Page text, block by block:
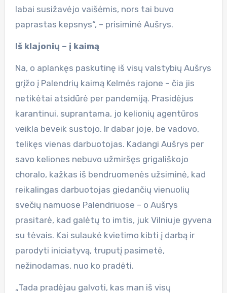
labai susižavėjo vaišėmis, nors tai buvo
paprastas kepsnys“, – prisiminė Aušrys.
Iš klajonių – į kaimą
Na, o aplankęs paskutinę iš visų valstybių Aušrys
grįžo į Palendrių kaimą Kelmės rajone – čia jis
netikėtai atsidūrė per pandemiją. Prasidėjus
karantinui, suprantama, jo kelionių agentūros
veikla beveik sustojo. Ir dabar joje, be vadovo,
telikęs vienas darbuotojas. Kadangi Aušrys per
savo keliones nebuvo užmiršęs grigališkojo
choralo, kažkas iš bendruomenės užsiminė, kad
reikalingas darbuotojas giedančių vienuolių
svečių namuose Palendriuose – o Aušrys
prasitarė, kad galėtų to imtis, juk Vilniuje gyvena
su tėvais. Kai sulaukė kvietimo kibti į darbą ir
parodyti iniciatyvą, truputį pasimetė,
nežinodamas, nuo ko pradėti.
„Tada pradėjau galvoti, kas man iš visų